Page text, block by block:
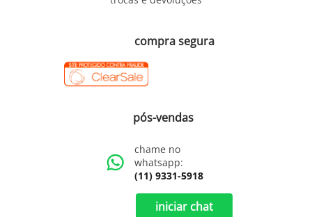
compra segura
pós-vendas
chame no
whatsapp:
(11) 9331-5918
iniciar chat